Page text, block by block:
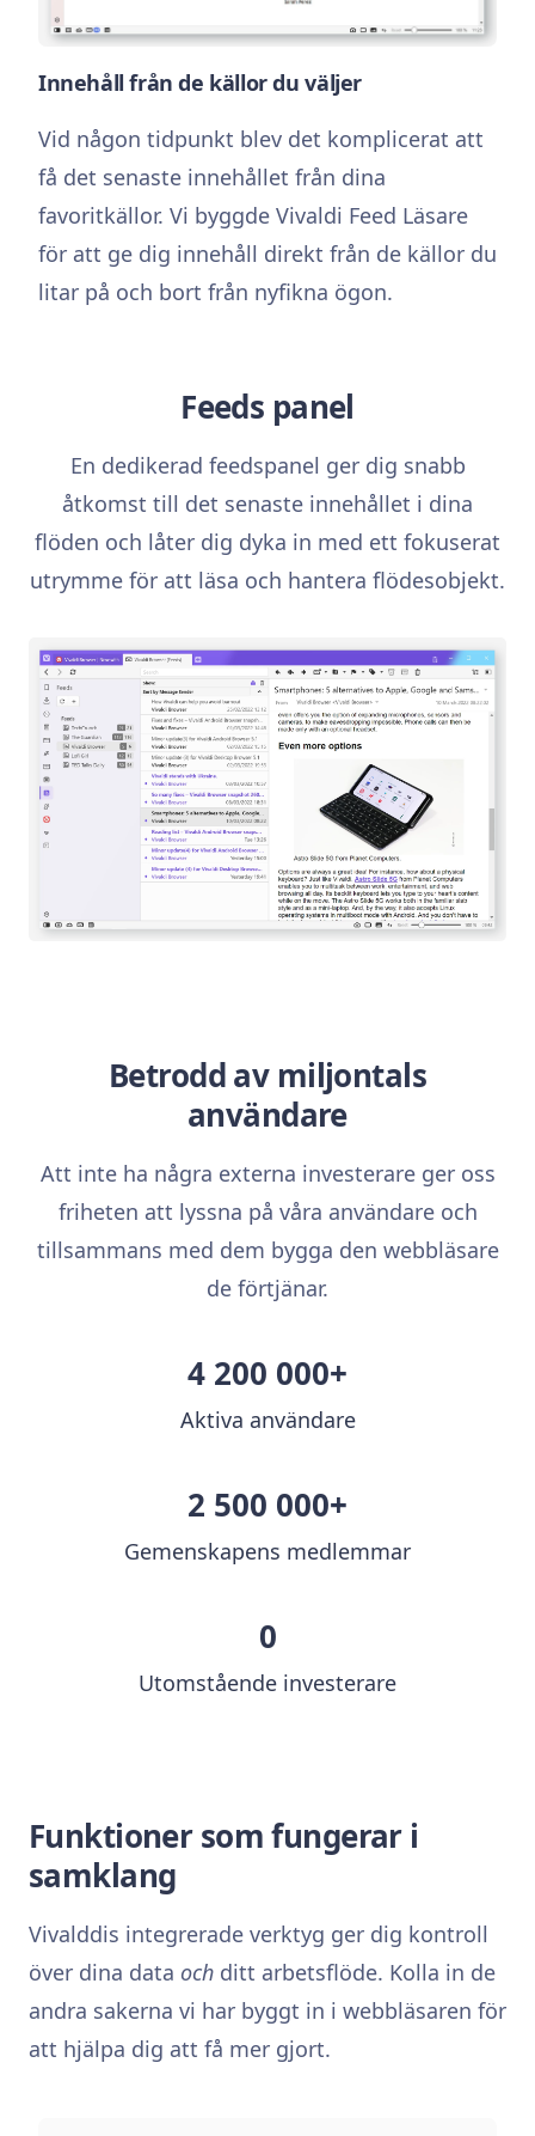
Innehåll från de källor du väljer
Vid någon tidpunkt blev det komplicerat att
få det senaste innehållet från dina
favoritkällor. Vi byggde Vivaldi Feed Läsare
för att ge dig innehåll direkt från de källor du
litar på och bort från nyfikna ögon.
Feeds panel
En dedikerad feedspanel ger dig snabb
åtkomst till det senaste innehållet i dina
flöden och låter dig dyka in med ett fokuserat
utrymme för att läsa och hantera flödesobjekt.
Betrodd av miljontals
användare
Att inte ha några externa investerare ger oss
friheten att lyssna på våra användare och
tillsammans med dem bygga den webbläsare
de förtjänar.
4 200 000+
Aktiva användare
2 500 000+
Gemenskapens medlemmar
0
Utomstående investerare
Funktioner som fungerar i
samklang
Vivalddis integrerade verktyg ger dig kontroll
över dina data och ditt arbetsflöde. Kolla in de
andra sakerna vi har byggt in i webbläsaren för
att hjälpa dig att få mer gjort.